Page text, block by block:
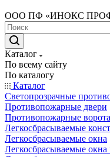
ООО ПФ «ИНОКС
Каталог
По всему сайту
По каталогу
Каталог
Светопрозрачные
Противопожарные двери
Противопожарные ворота
Легкосбрасываемые
Легкосбрасываемые окна
Легкосбрасываемые